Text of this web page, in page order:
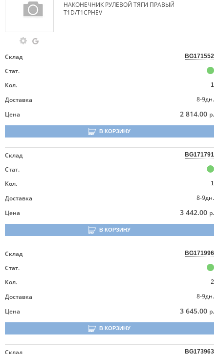
НАКОНЕЧНИК РУЛЕВОЙ ТЯГИ ПРАВЫЙ
T1D/T1CPHEV
Склад BG171552
Стат.
Кол.
1
Доставка
8-9дн.
Цена
2 814.00 р.
В КОРЗИНУ
Склад BG171791
Стат.
Кол.
1
Доставка
8-9дн.
Цена
3 442.00 р.
В КОРЗИНУ
Склад BG171996
Стат.
Кол.
2
Доставка
8-9дн.
Цена
3 645.00 р.
В КОРЗИНУ
Склад BG173963